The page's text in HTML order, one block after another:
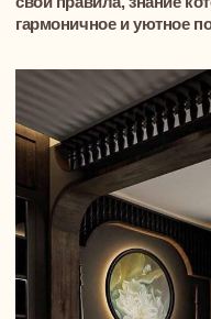
(вышитые или
нарисованные),
подушки, красивые
образом, в доме должна
хозяев, а не копия чужой
Дизайн ванной комнаты
сочетание
и современными